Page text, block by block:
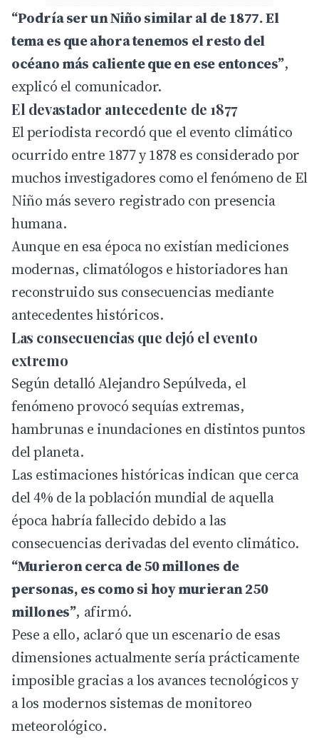
“Podría ser un Niño similar al de 1877. El
tema es que ahora tenemos el resto del
océano más caliente que en ese entonces”,
explicó el comunicador.
El devastador antecedente de 1877
El periodista recordó que el evento climático
ocurrido entre 1877 y 1878 es considerado por
muchos investigadores como el fenómeno de El
Niño más severo registrado con presencia
humana.
Aunque en esa época no existían mediciones
modernas, climatólogos e historiadores han
reconstruido sus consecuencias mediante
antecedentes históricos.
Las consecuencias que dejó el evento
extremo
Según detalló Alejandro Sepúlveda, el
fenómeno provocó sequías extremas,
hambrunas e inundaciones en distintos puntos
del planeta.
Las estimaciones históricas indican que cerca
del 4% de la población mundial de aquella
época habría fallecido debido a las
consecuencias derivadas del evento climático.
“Murieron cerca de 50 millones de
personas, es como si hoy murieran 250
millones”, afirmó.
Pese a ello, aclaró que un escenario de esas
dimensiones actualmente sería prácticamente
imposible gracias a los avances tecnológicos y
a los modernos sistemas de monitoreo
meteorológico.